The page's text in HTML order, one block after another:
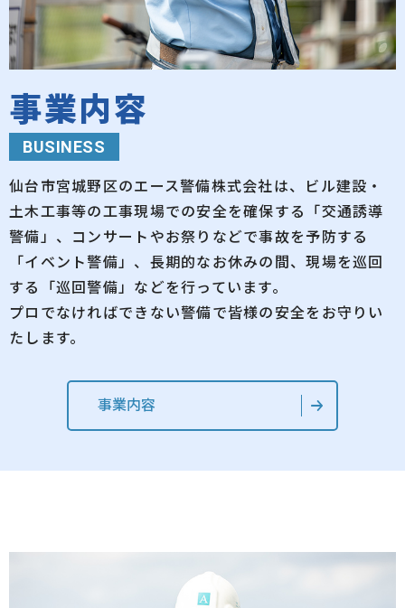
事業内容
BUSINESS
仙台市宮城野区のエース警備株式会社は、ビル建設・
土木工事等の工事現場での安全を確保する「交通誘導
警備」、コンサートやお祭りなどで事故を予防する
「イベント警備」、長期的なお休みの間、現場を巡回
する「巡回警備」などを行っています。
プロでなければできない警備で皆様の安全をお守りい
たします。
事業内容